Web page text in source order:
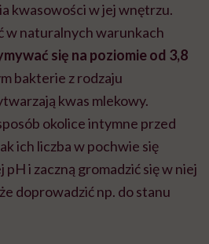
kwasowości w jej wnętrzu.
w naturalnych warunkach
się na poziomie od 3,8
bakterie z rodzaju
kwas mlekowy.
okolice intymne przed
ich liczba w pochwie się
pH i zaczną gromadzić się w niej
doprowadzić np. do stanu